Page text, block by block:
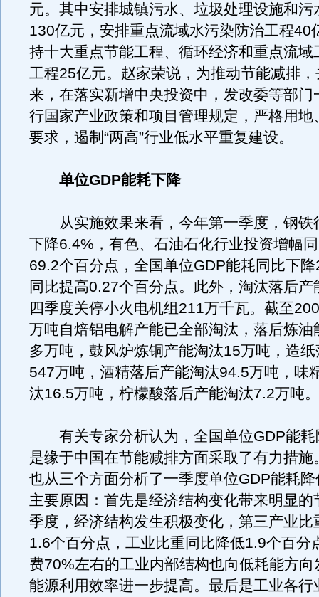
元。其中安排城镇污水、垃圾处理设施和污
130亿元，安排重点流域水污染防治工程40
持十大重点节能工程、循环经济和重点流域
工程25亿元。赵家荣说，为推动节能减排
来，在落实新增中央投资中，发改委等部门
行国家产业政策和项目管理规定，严格用地
要求，遏制“两高”行业低水平重复建设。
单位GDP能耗下降
从实施效果来看，今年第一季度，钢铁
下降6.4%，有色、石油石化行业投资增幅
69.2个百分点，全国单位GDP能耗同比下
同比提高0.27个百分点。此外，淘汰落后产
四季度关停小火电机组211万千瓦。截至
万吨自焙铝电解产能已全部淘汰，落后炼
多万吨，鼓风炉炼铜产能淘汰15万吨，造
547万吨，酒精落后产能淘汰94.5万吨，味
汰16.5万吨，柠檬酸落后产能淘汰7.2万吨。
有关专家分析认为，全国单位GDP能耗
是缘于中国在节能减排方面采取了有力措施
也从三个方面分析了一季度单位GDP能耗
主要原因：首先是经济结构变化带来明显的
季度，经济结构发生积极变化，第三产业比
1.6个百分点，工业比重同比降低1.9个百分
费70%左右的工业内部结构也向低耗能方向
能源利用效率进一步提高。最后是工业各行